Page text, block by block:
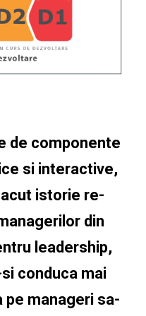
de componente
si interactive,
istorie re-
din
leadership,
conduca mai
pe manageri sa-